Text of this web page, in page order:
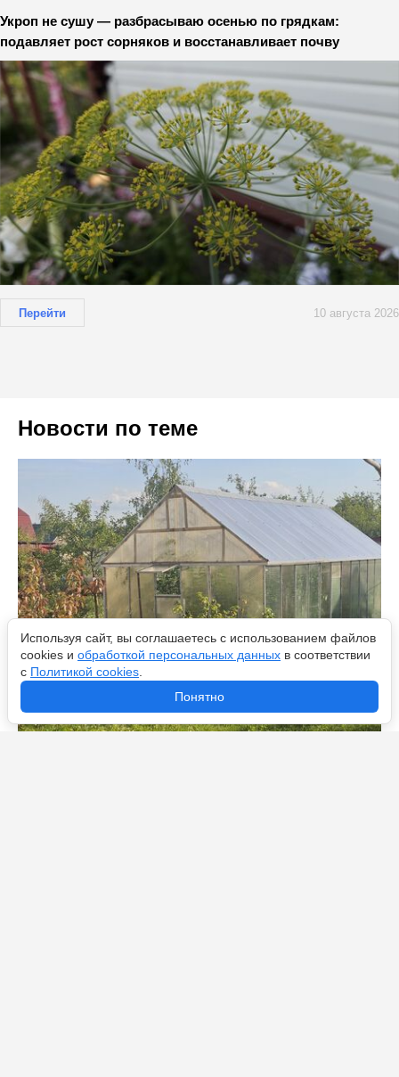
Новости по теме
Укроп не сушу — разбрасываю осенью по грядкам:
подавляет рост сорняков и восстанавливает почву
Перейти 10 августа 2026
Используя сайт, вы соглашаетесь с использованием файлов
cookies и обработкой персональных данных в соответствии
с Политикой cookies
Понятно